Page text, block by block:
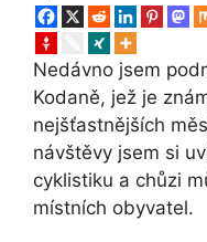
Nedávno jsem
Kodaně, jež je
nejšťastnějších
návštěvy jsem si
cyklistiku a chůzi
místních obyvatel.